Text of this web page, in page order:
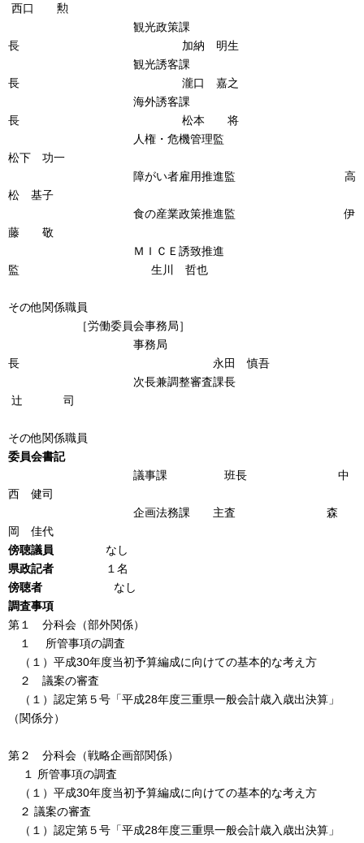
西口 勲
観光政策課
長 加納 明生
観光誘客課
長 瀧口 嘉之
海外誘客課
長 松本 将
人権・危機管理監
松下 功一
障がい者雇用推進監 高
松 基子
食の産業政策推進監 伊
藤 敬
ＭＩＣＥ誘致推進
監 生川 哲也
その他関係職員
［労働委員会事務局］
事務局
長 永田 慎吾
次長兼調整審査課長
辻 司
その他関係職員
委員会書記
議事課 班長 中
西 健司
企画法務課 主査 森
岡 佳代
傍聴議員 なし
県政記者 １名
傍聴者 なし
調査事項
第１ 分科会（部外関係）
１ 所管事項の調査
（１）平成30年度当初予算編成に向けての基本的な考え方
２ 議案の審査
（１）認定第５号「平成28年度三重県一般会計歳入歳出決算」
（関係分）
第２ 分科会（戦略企画部関係）
１ 所管事項の調査
（１）平成30年度当初予算編成に向けての基本的な考え方
２ 議案の審査
（１）認定第５号「平成28年度三重県一般会計歳入歳出決算」